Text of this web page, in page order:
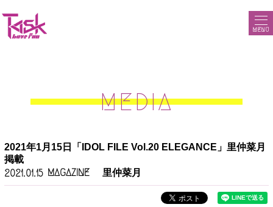
MENU
MEDIA
2021年1月15日「IDOL FILE Vol.20 ELEGANCE」里仲菜月
掲載
2021.01.15 MAGAZINE 里仲菜月